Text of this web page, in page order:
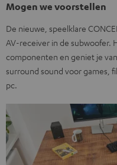
Mogen we voorstellen
De nieuwe, speelklare
AV-receiver in de subwoofer.
componenten en geniet je
surround sound voor games,
pc.